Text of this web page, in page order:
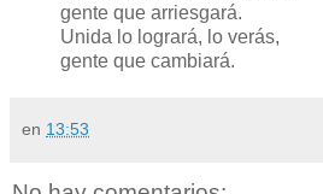
gente que arriesgará.
Unida lo logrará, lo verás,
gente que cambiará.
en 13:53